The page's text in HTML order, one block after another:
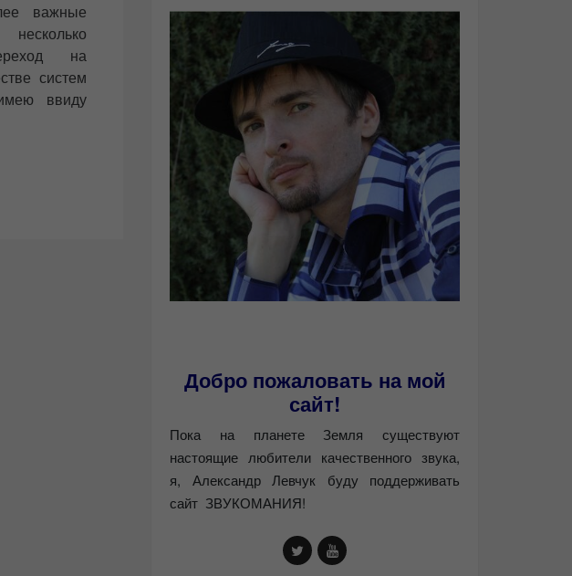
важные
на
систем
ввиду
Добро пожаловать на мой
сайт!
Пока на планете Земля существуют
настоящие любители качественного звука,
я, Александр Левчук буду поддерживать
сайт ЗВУКОМАНИЯ!